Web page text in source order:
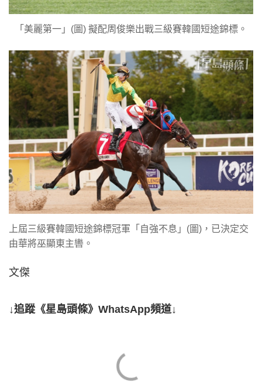
「美麗第一」(圖) 擬配周俊樂出戰三級賽韓國短途錦標。
上屆三級賽韓國短途錦標冠軍「自強不息」(圖)，已決定交
由華將巫顯東主轡。
文傑
↓追蹤《星島頭條》WhatsApp頻道↓